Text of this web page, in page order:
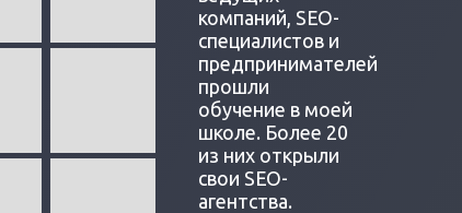
компаний, SEO-
специалистов и
предпринимателей
прошли
обучение в моей
школе. Более 20
из них открыли
свои SEO-
агентства.